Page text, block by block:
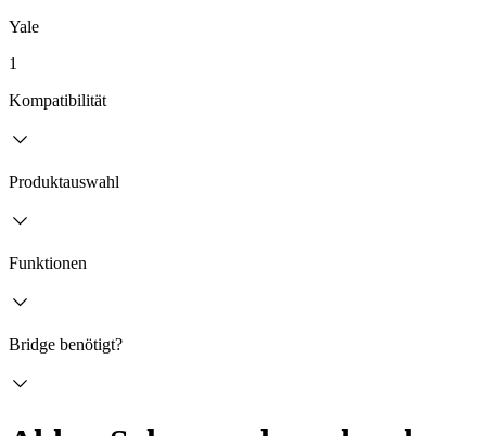
Yale
1
Kompatibilität
Produktauswahl
Funktionen
Bridge benötigt?